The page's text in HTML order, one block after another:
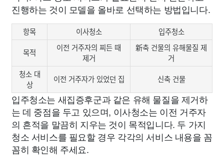
진행하는 것이 모델을 올바로 선택하는 방법입니다.
항목 이사청소 입주청소
목적
이전 거주자의 찌든 때
제거
新축 건물의 유해물질 제
거
청소 대
상
이전 거주자가 있었던 집 신축 건물
입주청소는 새집증후군과 같은 유해 물질을 제거하
는 데 중점을 두고 있으며, 이사청소는 이전 거주자
의 흔적을 말끔히 지우는 것이 목적입니다. 두 가지
청소 서비스를 필요할 경우 각각의 서비스 내용을 꼼
꼼히 확인해 주세요.